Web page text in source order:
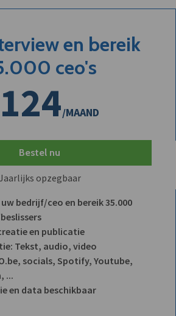
en bereik
ceo's
/MAAND
Bestel nu
opzegbaar
bedrijf/ceo en bereik 35.000
en publicatie
Tekst, audio, video
socials, Spotify, Youtube,
...
en data beschikbaar